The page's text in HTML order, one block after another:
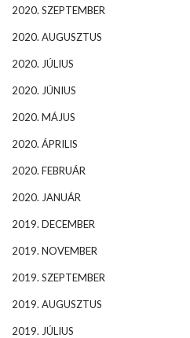
2020. SZEPTEMBER
2020. AUGUSZTUS
2020. JÚLIUS
2020. JÚNIUS
2020. MÁJUS
2020. ÁPRILIS
2020. FEBRUÁR
2020. JANUÁR
2019. DECEMBER
2019. NOVEMBER
2019. SZEPTEMBER
2019. AUGUSZTUS
2019. JÚLIUS